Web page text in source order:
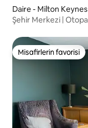
Daire - Milton Keynes
Şehir Merkezi |
Misafirlerin favorisi
Misafirlerin favorisi